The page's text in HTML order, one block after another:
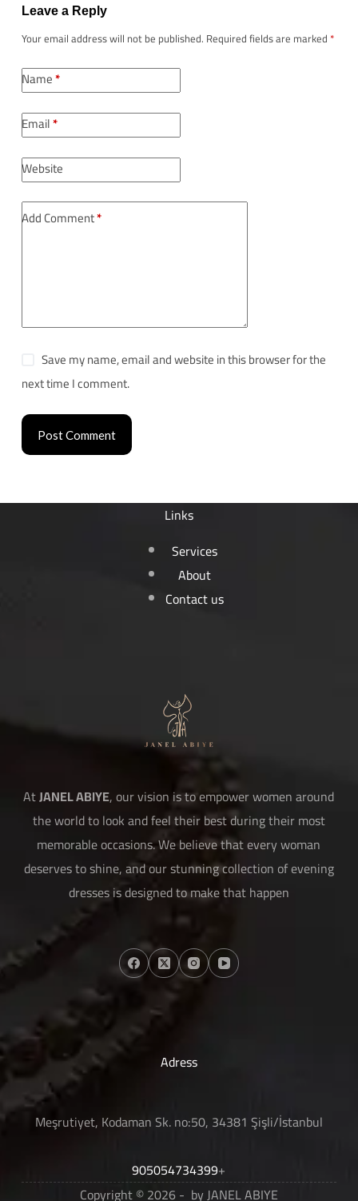
Leave a Reply
Your email address will not be published. Required fields are marked *
Name*
Email*
Website
Add Comment*
Save my name, email and website in this browser for the
next time I comment.
Post Comment
Links
Services
About
Contact us
AtJANEL ABIYE, our vision is to empower women around
the world to look and feel their best during their most
memorable occasions. We believe that every woman
deserves to shine, and our stunning collection of evening
dresses is designed to make that happen
Adress
Meşrutiyet, Kodaman Sk. no:50, 34381 Şişli/İstanbul
905054734399+
Copyright © 2026 - by JANEL ABIYE